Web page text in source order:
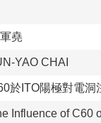
堯
YAO CHAI
於ITO陽極對電洞
Influence of C60